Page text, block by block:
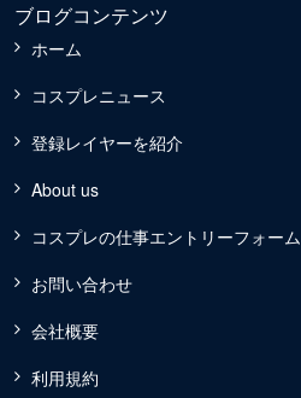
ブログコンテンツ
ホーム
コスプレニュース
登録レイヤーを紹介
About us
コスプレの仕事エントリーフォーム
お問い合わせ
会社概要
利用規約